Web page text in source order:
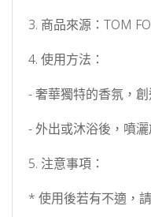
3. 商品來源：TOM
4. 使用方法：
- 奢華獨特的香氛，
- 外出或沐浴後，噴
5. 注意事項：
* 使用後若有不適，